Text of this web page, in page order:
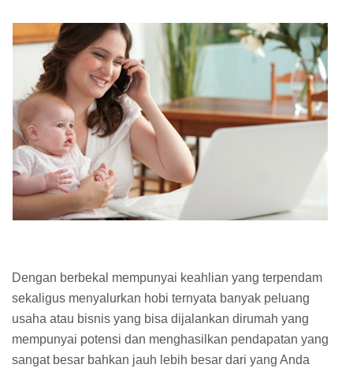
Dengan berbekal mempunyai keahlian yang terpendam
sekaligus menyalurkan hobi ternyata banyak peluang
usaha atau bisnis yang bisa dijalankan dirumah yang
mempunyai potensi dan menghasilkan pendapatan yang
sangat besar bahkan jauh lebih besar dari yang Anda